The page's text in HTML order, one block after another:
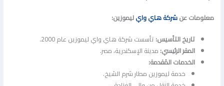
معلومات عنشركة هاي وايليموزين:
تاريخ التأسيس:تأسست شركة هاي واي ليموزين عام 2000.
المقر الرئيسي:مدينة الإسكندرية، مصر.
الخدمات المُقدمة:
خدمة ليموزين مطار شرم الشيخ.